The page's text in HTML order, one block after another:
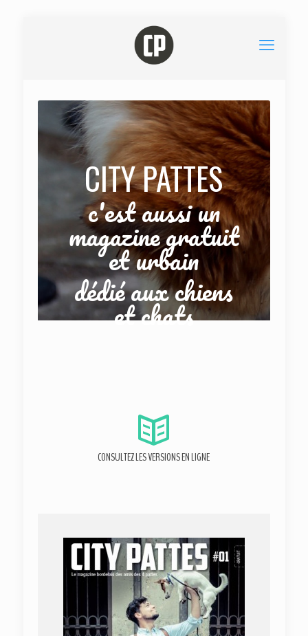
CITY PATTES
c'est aussi un
magazine gratuit
et urbain
dédié aux chiens
et chats
CONSULTEZ LES VERSIONS EN LIGNE